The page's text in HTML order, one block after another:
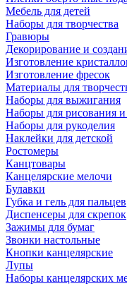
Мебель для детей
Наборы для творчества
Гравюры
Декорирование и
Изготовление
Изготовление фресок
Материалы для
Наборы для выжигания
Наборы для рисования
Наборы для рукоделия
Наклейки для детской
Ростомеры
Канцтовары
Канцелярские мелочи
Булавки
Губка и гель для пальцев
Диспенсеры для скрепок
Зажимы для бумаг
Звонки настольные
Кнопки канцелярские
Лупы
Наборы канцелярских